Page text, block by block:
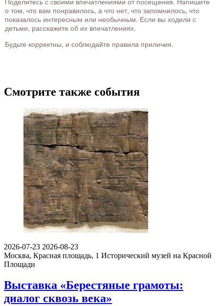
о том, что вам понравилось, а что нет, что запомнилось, что
показалось интересным или необычным. Если вы ходили с
детьми, расскажите об их впечатлениях.
Будьте корректны, и соблюдайте правила приличия.
Смотрите также события
2026-07-23 2026-08-23
Москва, Красная площадь, 1 Исторический музей на Красной
Площади
Выставка «Берестяные грамоты:
диалог сквозь века»